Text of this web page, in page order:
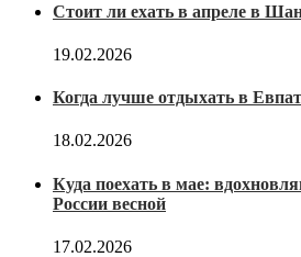
Стоит ли ехать в апреле в
19.02.2026
Когда лучше отдыхать в
18.02.2026
Куда поехать в мае:
России весной
17.02.2026